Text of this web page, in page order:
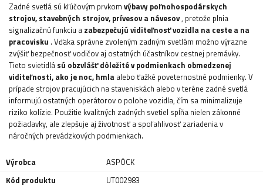
Zadné svetlá sú kľúčovým prvkom výbavy poľnohospodárskych
strojov, stavebných strojov, prívesov a návesov, pretože plnia
signalizačnú funkciu a zabezpečujú viditeľnosť vozidla na ceste a na
pracovisku . Vďaka správne zvoleným zadným svetlám možno výrazne
zvýšiť bezpečnosť vodičov aj ostatných účastníkov cestnej premávky.
Tieto svietidlá sú obzvlášť dôležité v podmienkach obmedzenej
viditeľnosti, ako je noc, hmla alebo ťažké poveternostné podmienky. V
prípade strojov pracujúcich na staveniskách alebo v teréne zadné svetlá
informujú ostatných operátorov o polohe vozidla, čím sa minimalizuje
riziko kolízie. Použitie kvalitných zadných svetiel spĺňa nielen zákonné
požiadavky, ale zlepšuje aj životnosť a spoľahlivosť zariadenia v
náročných prevádzkových podmienkach.
Výrobca
ASPÖCK
Kód produktu
UT002983